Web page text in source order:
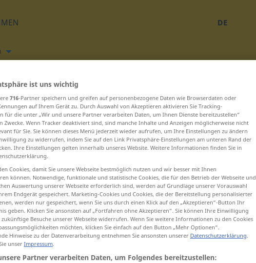
DE
beginnen – deróč ... dežéven
devetína
devét
devétdeset
devétkrat
devétnajst
ist uns wichtig
716-Partner speichern und greifen auf personenbezogene Daten wie Browserdaten oder
auf Ihrem Gerät zu. Durch Auswahl von Akzeptieren aktivieren Sie Tracking-
für die unter „Wir und unsere Partner verarbeiten Daten, um Ihnen Dienste bereitzustellen“
Zwecke. Wenn Tracker deaktiviert sind, sind manche Inhalte und Anzeigen möglicherweise nicht
für Sie. Sie können dieses Menü jederzeit wieder aufrufen, um Ihre Einstellungen zu ändern
zu widerrufen, indem Sie auf den Link Privatsphäre-Einstellungen am unteren Rand der
Ihre Einstellungen gelten innerhalb unseres Website. Weitere Informationen finden Sie in
Cookies, damit Sie unsere Webseite bestmöglich nutzen und wir besser mit Ihnen
können. Notwendige, funktionale und statistische Cookies, die für den Betrieb der Webseite und
Auswertung unserer Webseite erforderlich sind, werden auf Grundlage unserer Vorauswahl
Endgerät gespeichert. Marketing-Cookies und Cookies, die der Bereitstellung personalisierter
werden nur gespeichert, wenn Sie uns durch einen Klick auf den „Akzeptieren“-Button Ihr
geben. Klicken Sie ansonsten auf „Fortfahren ohne Akzeptieren“. Sie können Ihre Einwilligung
Besuche unserer Webseite widerrufen. Wenn Sie weitere Informationen zu den Cookies
möchten, klicken Sie einfach auf den Button „Mehr Optionen“.
Hinweise zu der Datenverarbeitung entnehmen Sie ansonsten unserer Datenschutzerklärung.
unser Impressum.
Partner verarbeiten Daten, um Folgendes bereitzustellen: